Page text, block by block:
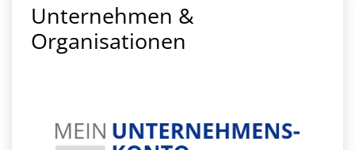
Unternehmen &
Organisationen